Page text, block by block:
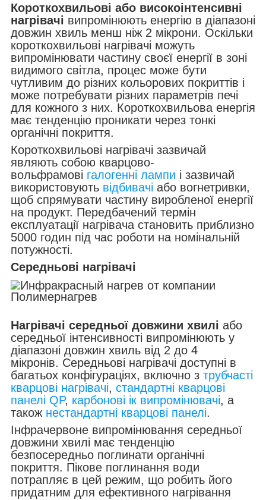
Короткохвильові або високоінтенсивні
нагрівачі випромінюють енергію в діапазоні
довжин хвиль менш ніж 2 мікрони. Оскільки
короткохвильові нагрівачі можуть
випромінювати частину своєї енергії в зоні
видимого світла, процес може бути
чутливим до різних кольорових покриттів і
може потребувати різних параметрів печі
для кожного з них. Короткохвильова енергія
має тенденцію проникати через тонкі
органічні покриття.
Короткохвильові нагрівачі зазвичай
являють собою кварцово-
вольфрамові галогенні лампи і зазвичай
використовують відбивачі або вогнетривки,
щоб спрямувати частину виробленої енергії
на продукт. Передбачений термін
експлуатації нагрівача становить приблизно
5000 годин під час роботи на номінальній
потужності.
Середньові нагрівачі
Нагрівачі середньої довжини хвилі або
середньої інтенсивності випромінюють у
діапазоні довжин хвиль від 2 до 4
мікронів. Середньові нагрівачі доступні в
багатьох конфігураціях, включно з трубчасті
кварцові нагрівачі, стандартні кварцові
панелі QP, карбонові ік випромінювачі, а
також нестандартні кварцові панелі.
Інфрачервоне випромінювання середньої
довжини хвилі має тенденцію
безпосередньо поглинати органічні
покриття. Пікове поглинання води
потрапляє в цей режим, що робить його
придатним для ефективного нагрівання